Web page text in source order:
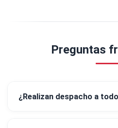
Preguntas
¿Realizan despacho a